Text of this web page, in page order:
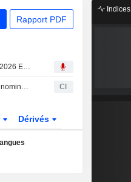
Rapport PDF
Transcript : Alpha Compute Corp, 2026 Earnings Call, Jul 16, 2026
Alpha Compute Corp. annonce la nomination d'Enzo Villani au poste de président, à compter du 16 juillet 2026 CI
Dérivés
Indices